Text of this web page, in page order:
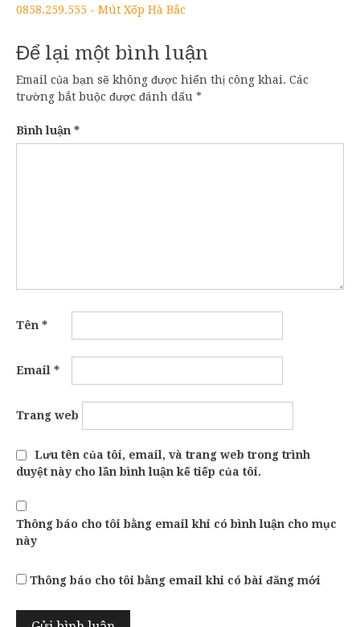
0858.259.555 - Mút Xốp Hà Bắc
Để lại một bình luận
Email của bạn sẽ không được hiển thị công khai. Các
trường bắt buộc được đánh dấu *
Bình luận *
Tên *
Email *
Trang web
Lưu tên của tôi, email, và trang web trong trình
duyệt này cho lần bình luận kế tiếp của tôi.
Thông báo cho tôi bằng email khi có bình luận cho mục
này
Thông báo cho tôi bằng email khi có bài đăng mới